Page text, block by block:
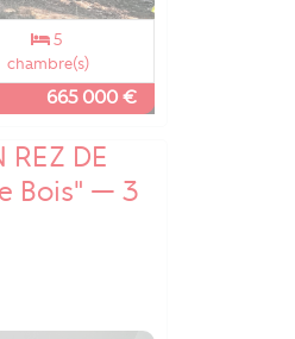
5
chambre(s)
665 000 €
REZ DE
Bois" — 3